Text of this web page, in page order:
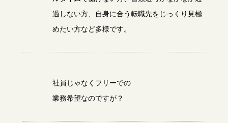
過しない方、自身に合う転職先をじっくり見極
めたい方など多様です。
社員じゃなくフリーでの
業務希望なのですが？